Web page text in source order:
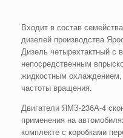
Входит в состав
дизелей производства
Дизель четырехтактный с
непосредственным
жидкостным
частоты вращения.
Двигатели ЯМЗ-236А-4
применения на
комплекте с коробками